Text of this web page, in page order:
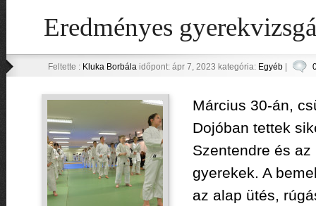
Eredményes
Feltette : Kluka Borbálaidőpont: ápr 7, 2023 kategória: Egyéb|
Március 30-án,
Dojóban tettek
Szentendre és
gyerekek. A
az alap ütés,